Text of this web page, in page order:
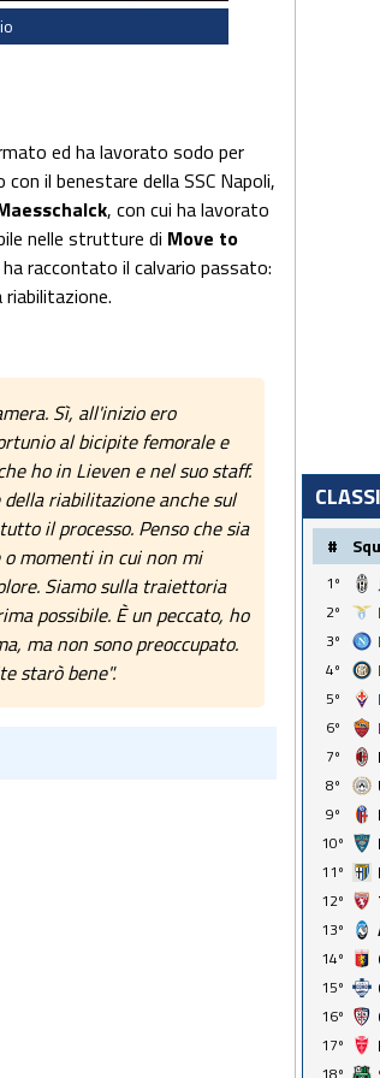
ed ha lavorato sodo per
il benestare della SSC Napoli,
, con cui ha lavorato
nelle strutture di Move to
raccontato il calvario passato:
Sì, all'inizio ero
al bicipite femorale e
ho in Lieven e nel suo staff.
riabilitazione anche sul
il processo. Penso che sia
momenti in cui non mi
Siamo sulla traiettoria
possibile. È un peccato, ho
ma non sono preoccupato.
starò bene".
#
1º
2º
3º
4º
5º
6º
7º
8º
9º
10º
11º
12º
13º
14º
15º
16º
17º